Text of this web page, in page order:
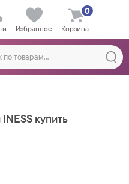
Избранное Корзина
0
купить